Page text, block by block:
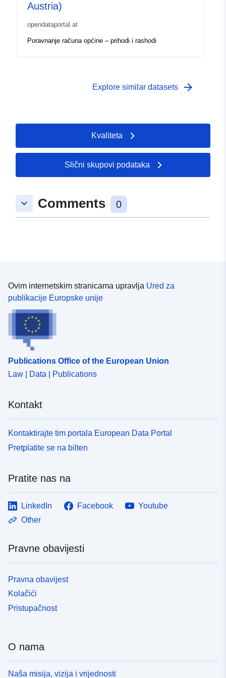
Austria)
opendataportal.at
Poravnanje računa općine – prihodi i rashodi
Explore similar datasets arrow_forward
Kvaliteta
Slični skupovi podataka
keyboard_arrow_down Comments 0
Ovim internetskim stranicama upravlja Ured za
publikacije Europske unije
Publications Office of the European Union
Law | Data | Publications
Kontakt
Kontaktirajte tim portala European Data Portal
Pretplatite se na bilten
Pratite nas na
LinkedIn Facebook
Youtube
Other
Pravne obavijesti
Pravna obavijest
Kolačići
Pristupačnost
O nama
Naša misija, vizija i vrijednosti